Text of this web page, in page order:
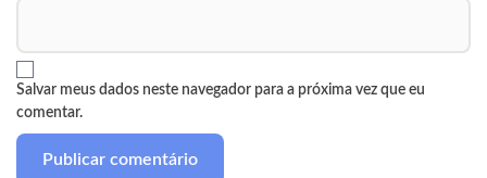
Salvar meus dados neste navegador para a próxima vez que eu
comentar.